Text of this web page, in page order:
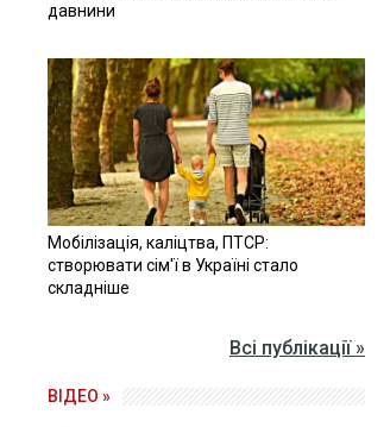
давнини
Мобілізація, каліцтва, ПТСР:
створювати сім'ї в Україні стало
складніше
Всі публікації »
ВІДЕО »